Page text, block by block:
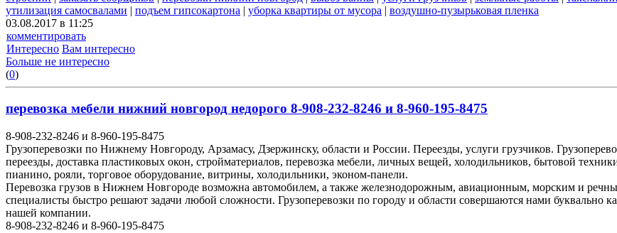
утилизация самосвалами | подъем гипсокартона | уборка квартиры от мусора | воздушно-пузырьковая пленка
03.08.2017 в 11:25
комментировать
Интересно Вам интересно
Больше не интересно
(0)
перевозка мебели нижний новгород недорого 8-908-232-8246 и 8-960-195-8475
8-908-232-8246 и 8-960-195-8475
Грузоперевозки по Нижнему Новгороду, Арзамасу, Дзержинску, области и России. Переезды, услуги грузчиков.
переезды, доставка пластиковых окон, стройматериалов, перевозка мебели, личных вещей, холодильников, бытовой
пианино, рояли, торговое оборудование, витрины, холодильники, эконом-панели.
Перевозка грузов в Нижнем Новгороде возможна автомобилем, а также железнодорожным, авиационным, морским и
специалисты быстро решают задачи любой сложности. Грузоперевозки по городу и области совершаются нами буквально
нашей компании.
8-908-232-8246 и 8-960-195-8475